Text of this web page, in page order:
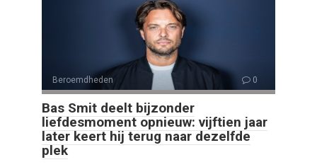
Beroemdheden 0
Bas Smit deelt bijzonder
liefdesmoment opnieuw: vijftien jaar
later keert hij terug naar dezelfde
plek